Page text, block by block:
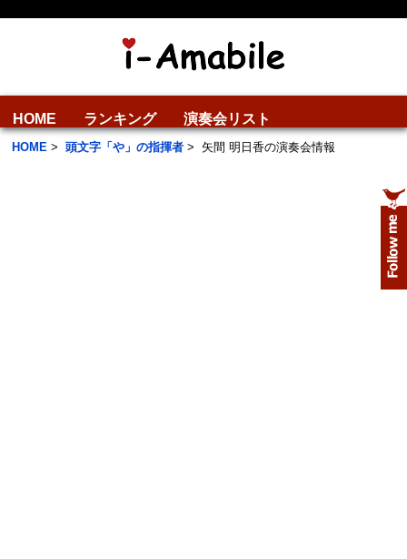
HOME ランキング 演奏会リスト
HOME > 頭文字「や」の指揮者 > 矢間 明日香の演奏会情報